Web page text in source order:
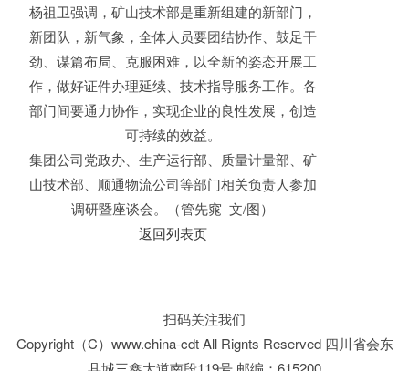
杨祖卫强调，矿山技术部是重新组建的新部门，
新团队，新气象，全体人员要团结协作、鼓足干
劲、谋篇布局、克服困难，以全新的姿态开展工
作，做好证件办理延续、技术指导服务工作。各
部门间要通力协作，实现企业的良性发展，创造
可持续的效益。
集团公司党政办、生产运行部、质量计量部、矿
山技术部、顺通物流公司等部门相关负责人参加
调研暨座谈会。（管先窕 文/图）
返回列表页
扫码关注我们
Copyright（C）www.china-cdt All Rignts Reserved 四川省会东